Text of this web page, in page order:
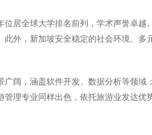
居全球大学排名前列，学术声誉卓
外，新加坡安全稳定的社会环境、
阔，涵盖软件开发、数据分析等领
理专业同样出色，依托旅游业发达优